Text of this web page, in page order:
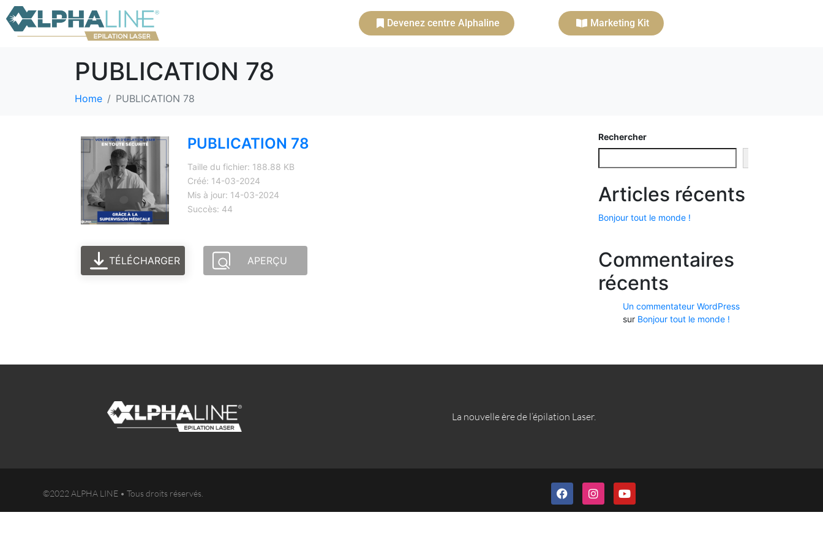
Devenez centre Alphaline Marketing Kit
PUBLICATION 78
Home PUBLICATION 78
PUBLICATION 78
Taille du fichier: 188.88 KB
Créé: 14-03-2024
Mis à jour: 14-03-2024
Succès: 44
TÉLÉCHARGER APERÇU
Rechercher
Articles récents
Bonjour tout le monde !
Commentaires
récents
Un commentateur WordPress
sur Bonjour tout le monde !
La nouvelle ère de l’épilation Laser.
©2022 ALPHA LINE • Tous droits réservés.